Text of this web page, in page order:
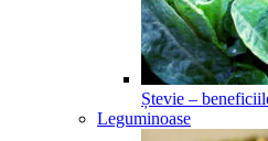
Ștevie –
Leguminoase